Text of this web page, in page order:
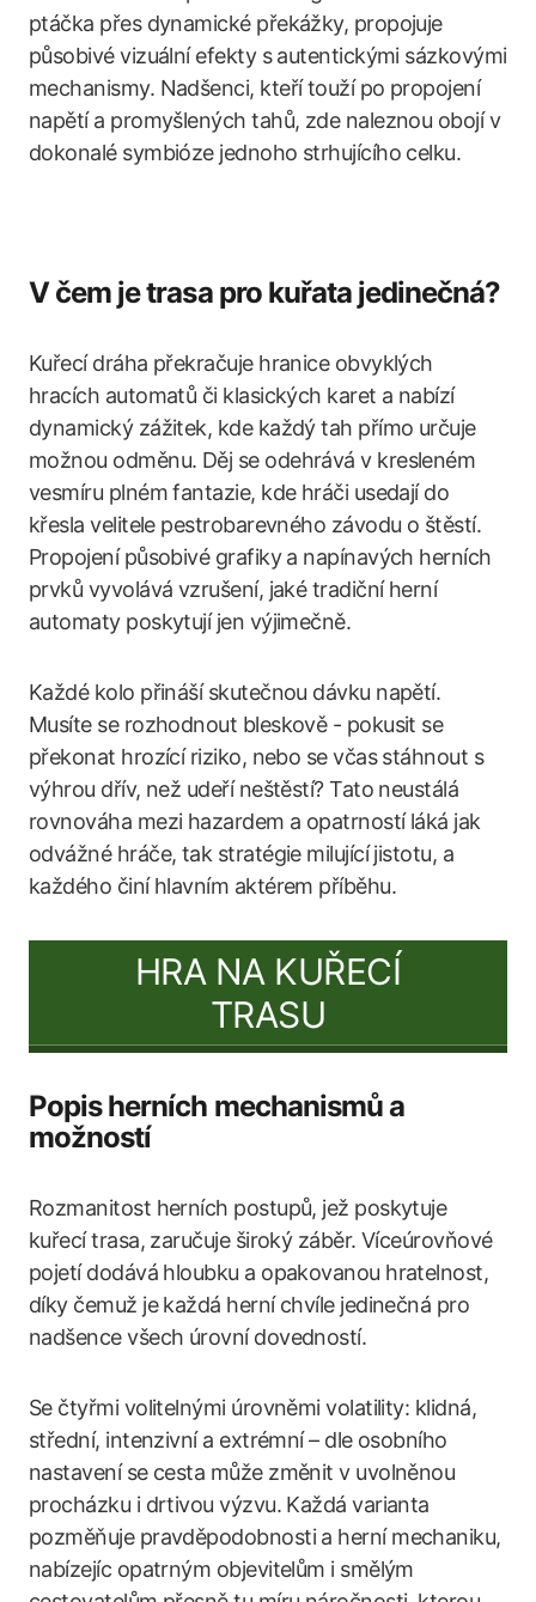
ptáčka přes dynamické překážky, propojuje
působivé vizuální efekty s autentickými sázkovými
mechanismy. Nadšenci, kteří touží po propojení
napětí a promyšlených tahů, zde naleznou obojí v
dokonalé symbióze jednoho strhujícího celku.
V čem je trasa pro kuřata jedinečná?
Kuřecí dráha překračuje hranice obvyklých
hracích automatů či klasických karet a nabízí
dynamický zážitek, kde každý tah přímo určuje
možnou odměnu. Děj se odehrává v kresleném
vesmíru plném fantazie, kde hráči usedají do
křesla velitele pestrobarevného závodu o štěstí.
Propojení působivé grafiky a napínavých herních
prvků vyvolává vzrušení, jaké tradiční herní
automaty poskytují jen výjimečně.
Každé kolo přináší skutečnou dávku napětí.
Musíte se rozhodnout bleskově - pokusit se
překonat hrozící riziko, nebo se včas stáhnout s
výhrou dřív, než udeří neštěstí? Tato neustálá
rovnováha mezi hazardem a opatrností láká jak
odvážné hráče, tak stratégie milující jistotu, a
každého činí hlavním aktérem příběhu.
HRA NA KUŘECÍ
TRASU
Popis herních mechanismů a
možností
Rozmanitost herních postupů, jež poskytuje
kuřecí trasa, zaručuje široký záběr. Víceúrovňové
pojetí dodává hloubku a opakovanou hratelnost,
díky čemuž je každá herní chvíle jedinečná pro
nadšence všech úrovní dovedností.
Se čtyřmi volitelnými úrovněmi volatility: klidná,
střední, intenzivní a extrémní – dle osobního
nastavení se cesta může změnit v uvolněnou
procházku i drtivou výzvu. Každá varianta
pozměňuje pravděpodobnosti a herní mechaniku,
nabízejíc opatrným objevitelům i smělým